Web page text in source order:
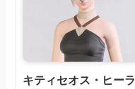
キティセオス・ヒーラ